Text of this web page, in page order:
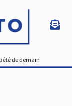
de demain